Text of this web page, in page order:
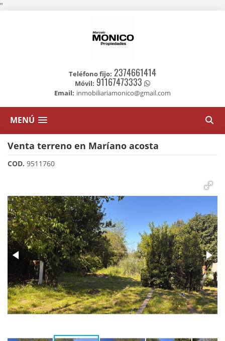
"
Teléfono fijo: 2374661414
Móvil: 91167473333
Email: inmobiliariamonico@gmail.com
MENÚ
Venta terreno en Maríano acosta
COD. 9511760